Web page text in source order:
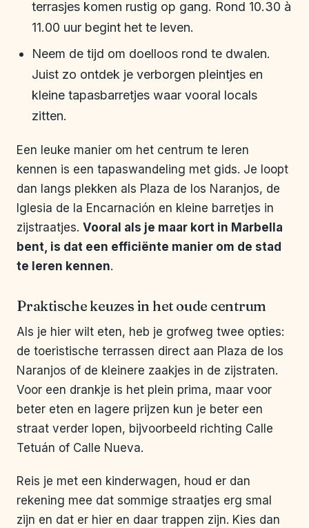
terrasjes komen rustig op gang. Rond 10.30 à
11.00 uur begint het te leven.
Neem de tijd om doelloos rond te dwalen.
Juist zo ontdek je verborgen pleintjes en
kleine tapasbarretjes waar vooral locals
zitten.
Een leuke manier om het centrum te leren
kennen is een tapaswandeling met gids. Je loopt
dan langs plekken als Plaza de los Naranjos, de
Iglesia de la Encarnación en kleine barretjes in
zijstraatjes. Vooral als je maar kort in Marbella
bent, is dat een efficiënte manier om de stad
te leren kennen.
Praktische keuzes in het oude centrum
Als je hier wilt eten, heb je grofweg twee opties:
de toeristische terrassen direct aan Plaza de los
Naranjos of de kleinere zaakjes in de zijstraten.
Voor een drankje is het plein prima, maar voor
beter eten en lagere prijzen kun je beter een
straat verder lopen, bijvoorbeeld richting Calle
Tetuán of Calle Nueva.
Reis je met een kinderwagen, houd er dan
rekening mee dat sommige straatjes erg smal
zijn en dat er hier en daar trappen zijn. Kies dan